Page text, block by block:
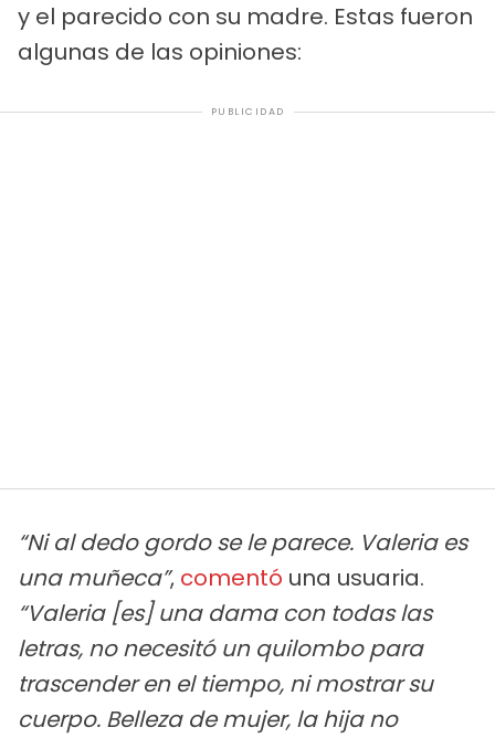
y el parecido con su madre. Estas fueron
algunas de las opiniones:
PUBLICIDAD
“Ni al dedo gordo se le parece. Valeria es
una muñeca”, comentó una usuaria.
“Valeria [es] una dama con todas las
letras, no necesitó un quilombo para
trascender en el tiempo, ni mostrar su
cuerpo. Belleza de mujer, la hija no